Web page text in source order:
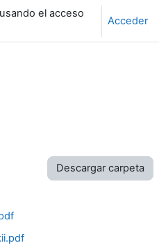
el acceso
Acceder
Descargar carpeta